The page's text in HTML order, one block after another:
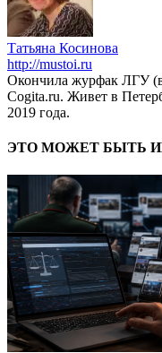
Татьяна Косинова
http://mustoi.ru
Окончила журфак ЛГУ
Cogita.ru. Живет в
2019 года.
ЭТО МОЖЕТ БЫТЬ